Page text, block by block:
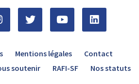
Mentions légales
Contact
soutenir RAFI-SF Nos statuts